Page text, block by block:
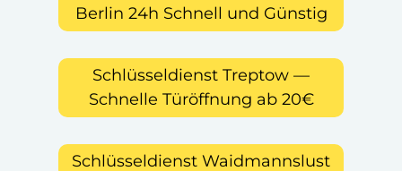
Berlin 24h Schnell und Günstig
Schlüsseldienst Treptow —
Schnelle Türöffnung ab 20€
Schlüsseldienst Waidmannslust